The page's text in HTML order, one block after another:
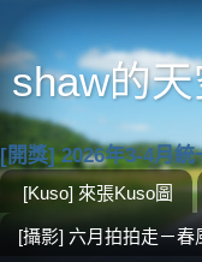
shaw的
[開獎] 2026年3-4月統
[Kuso] 來張Kuso圖
[攝影] 六月拍拍走－